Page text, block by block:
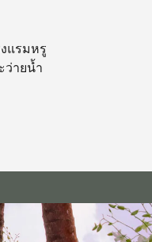
แรมหรู
ว่ายน้ำ